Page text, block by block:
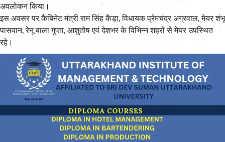
अवलोकन किया।
इस अवसर पर कैबिनेट मंत्री राम सिंह कैड़ा, विधायक प्रेमचंद्र अग्रवाल, मेयर शंभू
पासवान, रेनू बाला गुप्ता, आशुतोष एवं देशभर के विभिन्न शहरों से मेयर उपस्थित
रहे।